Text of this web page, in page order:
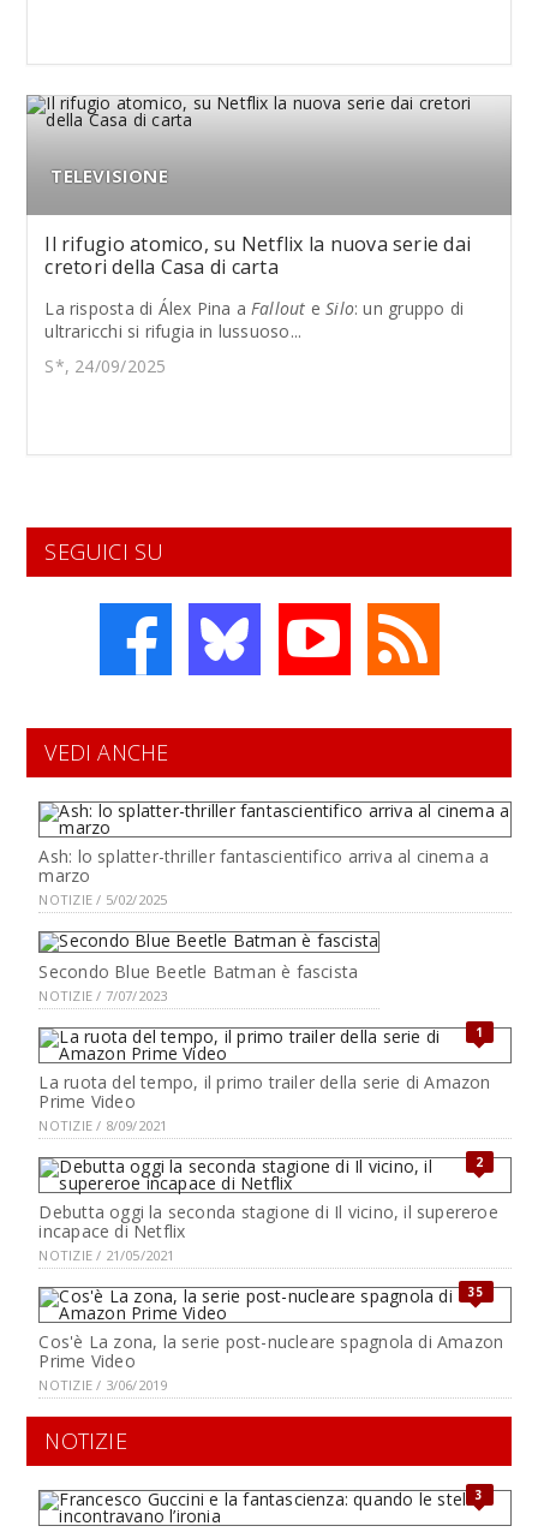
TELEVISIONE
Il rifugio atomico, su Netflix la nuova serie dai
cretori della Casa di carta
La risposta di Álex Pina aFallout eSilo: un gruppo di
ultraricchi si rifugia in lussuoso...
S*, 24/09/2025
SEGUICI SU
VEDI ANCHE
Ash: lo splatter-thriller fantascientifico arriva al cinema a
marzo
NOTIZIE / 5/02/2025
Secondo Blue Beetle Batman è fascista
NOTIZIE / 7/07/2023
1
La ruota del tempo, il primo trailer della serie di Amazon
Prime Video
NOTIZIE / 8/09/2021
2
Debutta oggi la seconda stagione di Il vicino, il supereroe
incapace di Netflix
NOTIZIE / 21/05/2021
35
Cos'è La zona, la serie post-nucleare spagnola di Amazon
Prime Video
NOTIZIE / 3/06/2019
NOTIZIE
3